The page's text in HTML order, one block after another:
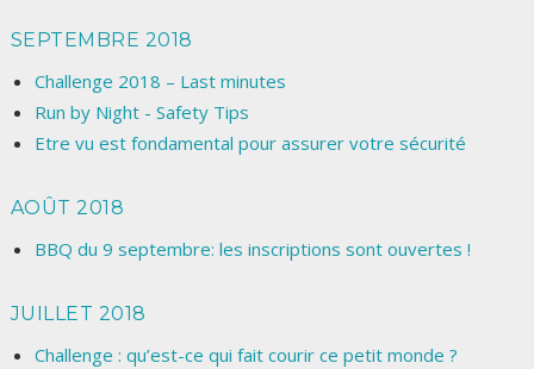
SEPTEMBRE 2018
Challenge 2018 – Last minutes
Run by Night - Safety Tips
Etre vu est fondamental pour assurer votre sécurité
AOÛT 2018
BBQ du 9 septembre: les inscriptions sont ouvertes !
JUILLET 2018
Challenge : qu’est-ce qui fait courir ce petit monde ?